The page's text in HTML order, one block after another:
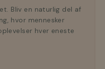
Bliv en naturlig del af
hvor mennesker
hver eneste